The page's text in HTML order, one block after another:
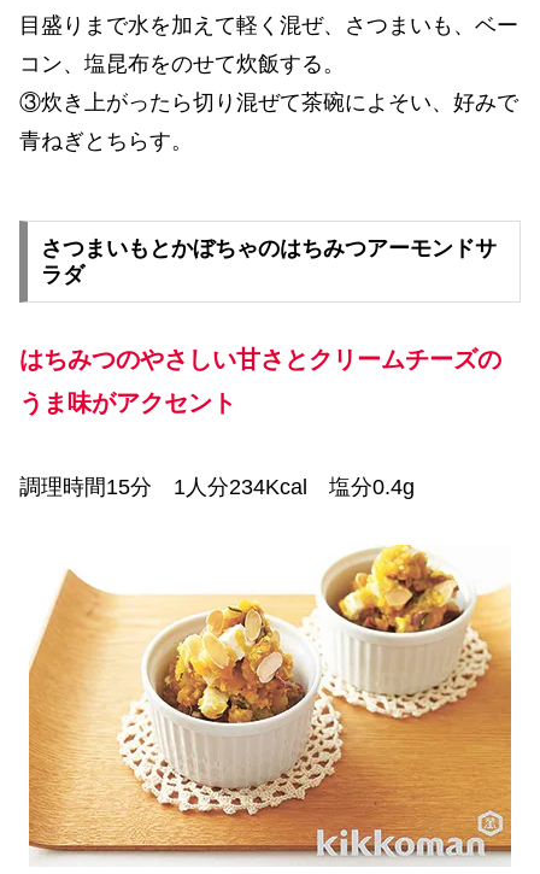
目盛りまで水を加えて軽く混ぜ、さつまいも、ベー
コン、塩昆布をのせて炊飯する。
③炊き上がったら切り混ぜて茶碗によそい、好みで
青ねぎとちらす。
さつまいもとかぼちゃのはちみつアーモンドサ
ラダ
はちみつのやさしい甘さとクリームチーズの
うま味がアクセント
調理時間15分 1人分234Kcal 塩分0.4g